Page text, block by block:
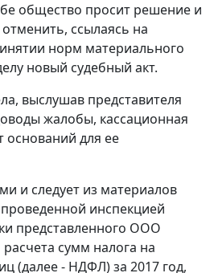
общество просит решение и
ссылаясь на
норм материального
новый судебный акт.
выслушав представителя
жалобы, кассационная
оснований для ее
и следует из материалов
инспекцией
представленного ООО
сумм налога на
(далее - НДФЛ) за 2017 год,